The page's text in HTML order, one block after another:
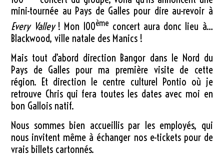
mini-tournée au Pays de Galles pour dire au-revoir à
Every Valley! Mon 100ème concert aura donc lieu à…
Blackwood, ville natale des Manics !
Mais tout d’abord direction Bangor dans le Nord du
Pays de Galles pour ma première visite de cette
région. Et direction le centre culturel Pontio où je
retrouve Chris qui fera toutes les dates avec moi en
bon Gallois natif.
Nous sommes bien accueillis par les employés, qui
nous invitent même à échanger nos e-tickets pour de
vrais billets cartonnés.